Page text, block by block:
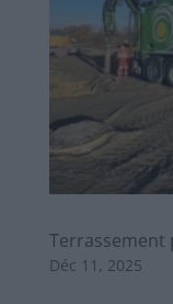
Déc 11, 2025